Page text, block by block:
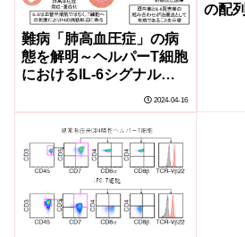
難病「肺高血圧症」の病
態を解明～ヘルパーT細胞
におけるIL-6シグナルが
2024-04-16
の配